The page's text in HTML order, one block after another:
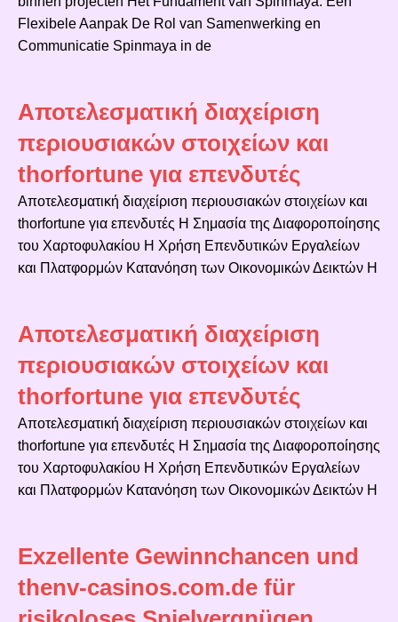
Flexibele Aanpak De Rol van Samenwerking en
Communicatie Spinmaya in de
Αποτελεσματική διαχείριση
περιουσιακών στοιχείων και
thorfortune για επενδυτές
Αποτελεσματική διαχείριση περιουσιακών στοιχείων και
thorfortune για επενδυτές Η Σημασία της Διαφοροποίησης
του Χαρτοφυλακίου Η Χρήση Επενδυτικών Εργαλείων
και Πλατφορμών Κατανόηση των Οικονομικών Δεικτών Η
Αποτελεσματική διαχείριση
περιουσιακών στοιχείων και
thorfortune για επενδυτές
Αποτελεσματική διαχείριση περιουσιακών στοιχείων και
thorfortune για επενδυτές Η Σημασία της Διαφοροποίησης
του Χαρτοφυλακίου Η Χρήση Επενδυτικών Εργαλείων
και Πλατφορμών Κατανόηση των Οικονομικών Δεικτών Η
Exzellente Gewinnchancen und
thenv-casinos.com.de für